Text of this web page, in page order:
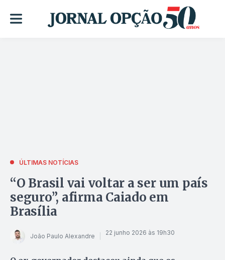
ÚLTIMAS NOTÍCIAS
“O Brasil vai voltar a ser um país
seguro”, afirma Caiado em
Brasília
João Paulo Alexandre 22 junho 2026 às 19h30